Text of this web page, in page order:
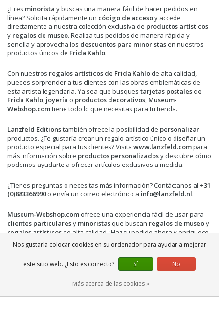
¿Eres minorista y buscas una manera fácil de hacer pedidos en
línea? Solicita rápidamente un código de accesoy accede
directamente a nuestra colección exclusiva de productos artísticos
y regalos de museo. Realiza tus pedidos de manera rápida y
sencilla y aprovecha los descuentos para minoristas en nuestros
productos únicos de Frida Kahlo.
Con nuestros regalos artísticos de Frida Kahlo de alta calidad,
puedes sorprender a tus clientes con las obras emblemáticas de
esta artista legendaria. Ya sea que busques tarjetas postales de
Frida Kahlo, joyería o productos decorativos, Museum-
Webshop.comtiene todo lo que necesitas para tu tienda.
Lanzfeld Editionstambién ofrece la posibilidad de personalizar
productos. ¿Te gustaría crear un regalo artístico único o diseñar un
producto especial para tus clientes? Visita www.lanzfeld.compara
más información sobre productos personalizadosy descubre cómo
podemos ayudarte a ofrecer artículos exclusivos a medida.
¿Tienes preguntas o necesitas más información? Contáctanos al +31
(0)883366990o envía un correo electrónico a info@lanzfeld.nl.
Museum-Webshop.com ofrece una experiencia fácil de usar para
clientes particularesy minoristas que buscan regalos de museoy
regalos artísticos de alta calidad. ¡Haz tu pedido ahora y enriquece
tu colección con hermosos productos de
Frida Kahlo
Nos gustaría colocar cookies en su ordenador para ayudar a mejorar
este sitio web. ¿Esto es correcto? Sí No
Más acerca de las cookies »